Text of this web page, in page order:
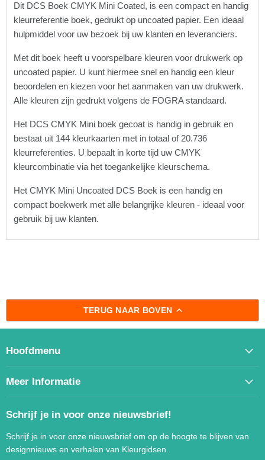
Dit DCS Boek CMYK Mini Coated, is een compact en handig
kleurreferentie boek, gedrukt op uncoated papier. Een ideaal
hulpmiddel voor uw bezoek bij uw klanten en leveranciers.
Met dit boek heeft u voorspelbare kleuren voor drukwerk op
uncoated papier. U kunt hiermee snel en handig een kleur
beoordelen en kiezen voor het aanmaken van uw drukwerk.
Alle kleuren zijn gedrukt volgens de FOGRA standaard.
Het DCS CMYK Mini boek gecoat is handig in gebruik en
bestaat uit 144 kleurkaarten met in totaal of 20.736
kleurreferenties. U bepaalt in korte tijd uw CMYK
kleurcombinatie via het toegankelijke kleurschema.
Het CMYK Mini Uncoated DCS Boek is een handig en
compact boekwerk met alle belangrijke kleuren - ideaal voor
gebruik bij uw klanten.
TERUG NAAR BOVEN
Hoofdmenu
Meer Informatie
Schrijf je in voor onze nieuwsbrief!
Schrijf je in voor onze nieuwsbrief om op de hoogte te blijven van
designnieuws en verhalen van Kleurgidsen.